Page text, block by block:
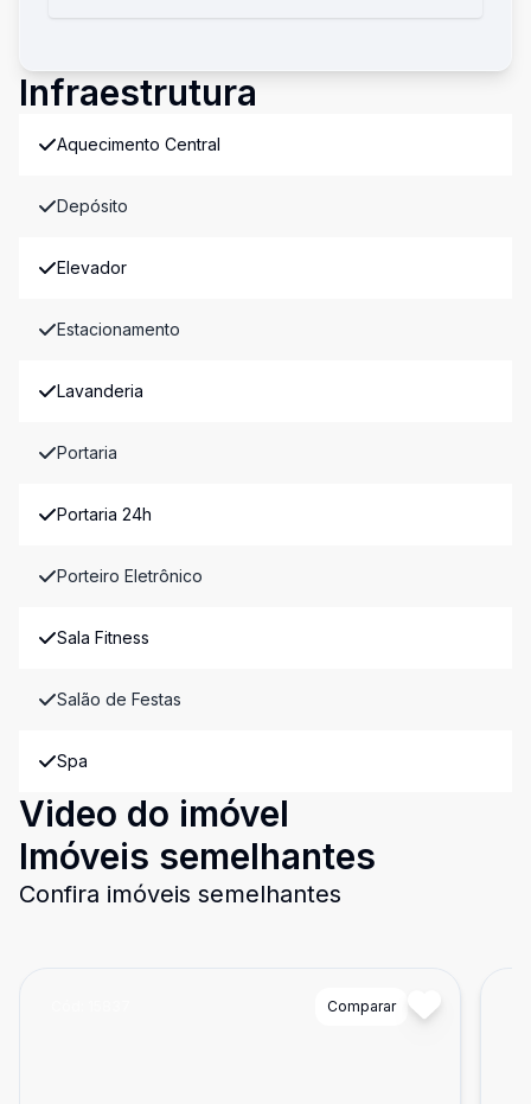
Infraestrutura
Aquecimento Central
Depósito
Elevador
Estacionamento
Lavanderia
Portaria
Portaria 24h
Porteiro Eletrônico
Sala Fitness
Salão de Festas
Spa
Video do imóvel
Imóveis semelhantes
Confira imóveis semelhantes
Comparar